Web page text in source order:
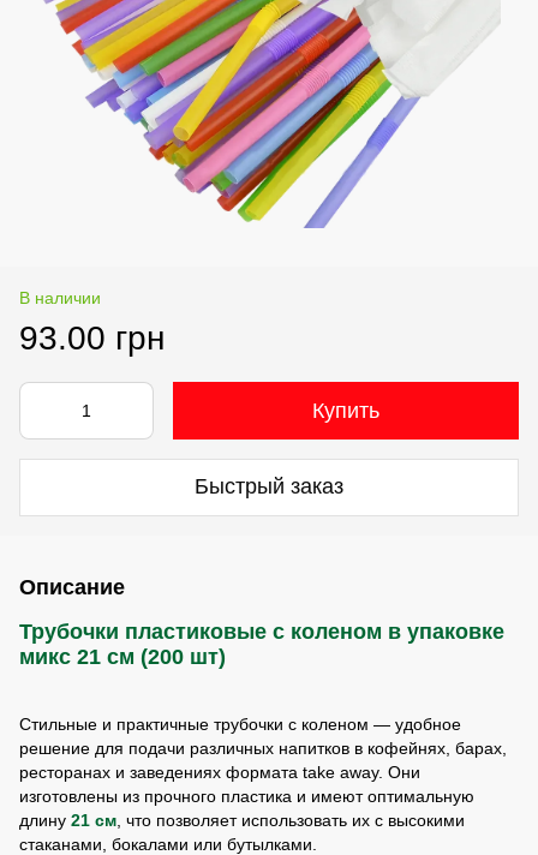
В наличии
93.00 грн
Купить
Быстрый заказ
Описание
Трубочки пластиковые с коленом в упаковке
микс 21 см (200 шт)
Стильные и практичные трубочки с коленом — удобное
решение для подачи различных напитков в кофейнях, барах,
ресторанах и заведениях формата take away. Они
изготовлены из прочного пластика и имеют оптимальную
длину 21 см , что позволяет использовать их с высокими
стаканами, бокалами или бутылками.